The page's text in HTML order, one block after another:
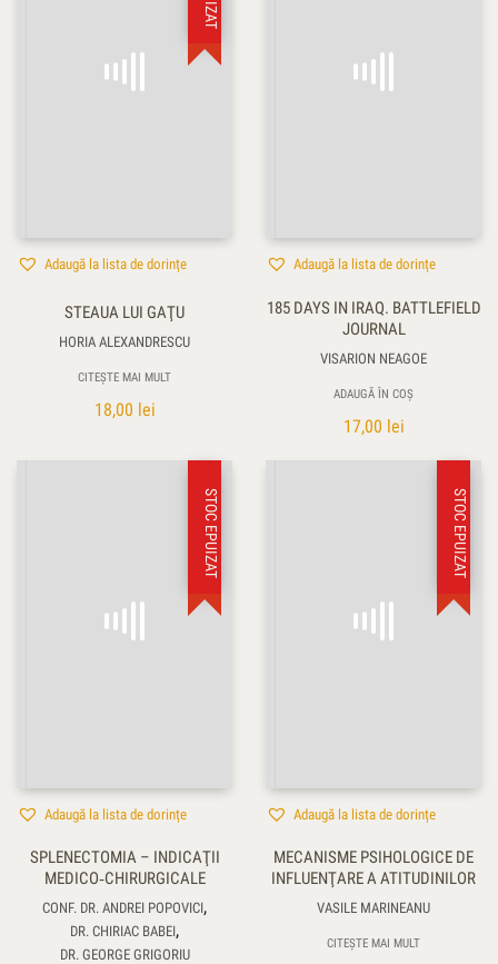
Adaugă la lista de dorințe
STEAUA LUI GAŢU
HORIA ALEXANDRESCU
CITEȘTE MAI MULT
18,00 lei
Adaugă la lista de dorințe
185 DAYS IN IRAQ. BATTLEFIELD
JOURNAL
VISARION NEAGOE
ADAUGĂ ÎN COȘ
17,00 lei
STOC EPUIZAT
Adaugă la lista de dorințe
SPLENECTOMIA – INDICAŢII
MEDICO‑CHIRURGICALE
CONF. DR. ANDREI POPOVICI,
DR. CHIRIAC BABEI,
DR. GEORGE GRIGORIU
STOC EPUIZAT
Adaugă la lista de dorințe
MECANISME PSIHOLOGICE DE
INFLUENŢARE A ATITUDINILOR
VASILE MARINEANU
CITEȘTE MAI MULT